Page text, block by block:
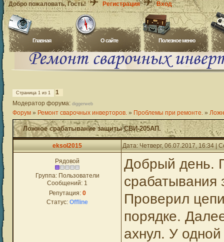
Добро пожаловать, Гость! Регистрация Вход
Главная O сайте Полезное меню
Страница 1 из 1
1
Модератор форума: diggerweb
Форум » Ремонт сварочных инверторов. » Проблемы при ремонте. »
Ложное срабатывание защиты СВИ-205АП.
eksol2015 Дата: Четверг, 06.07.2017, 16:34 |
Рядовой
Группа: Пользователи
Сообщений: 1
Репутация: 0
Статус: Offline
Добрый день.
Проверил
порядке.
ахнул. У